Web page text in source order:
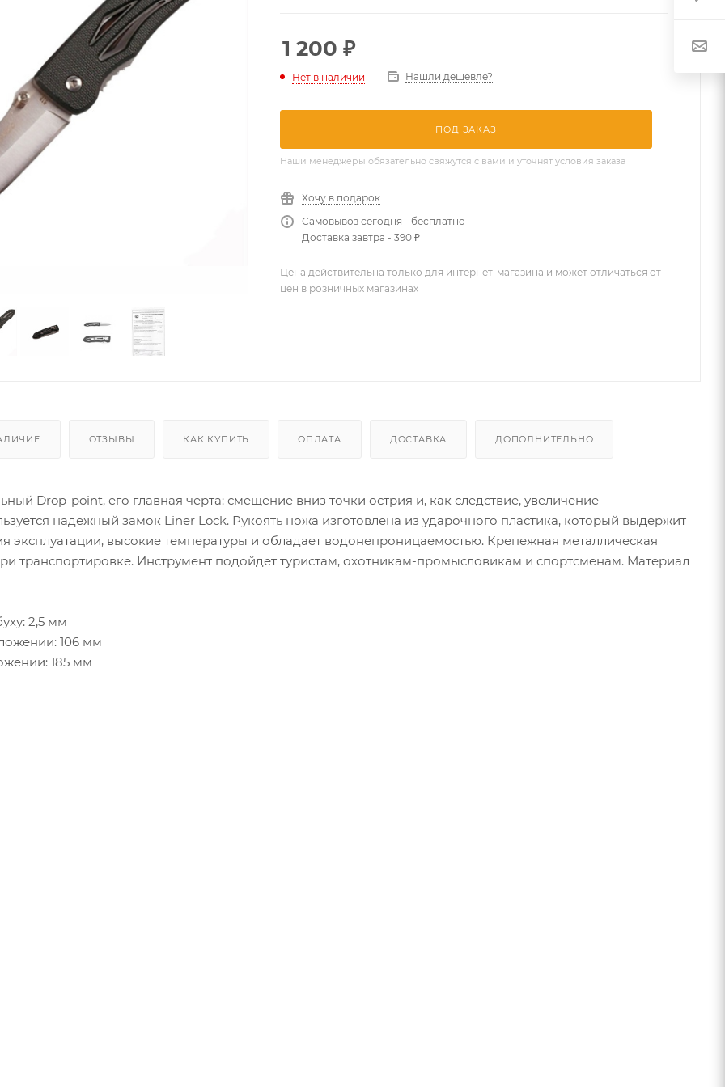
1 200 ₽
Нет в наличии Нашли дешевле?
ПОД ЗАКАЗ
Наши менеджеры обязательно свяжутся с вами и уточнят условия заказа
Хочу в подарок
Самовывоз сегодня - бесплатно
Доставка завтра - 390 ₽
Цена действительна только для интернет-магазина и может отличаться от
цен в розничных магазинах
ОТЗЫВЫ КАК КУПИТЬ ОПЛАТА ДОСТАВКА ДОПОЛНИТЕЛЬНО
Drop-point, его главная черта: смещение вниз точки острия и, как следствие, увеличение
надежный замок Liner Lock. Рукоять ножа изготовлена из ударочного пластика, который выдержит
эксплуатации, высокие температуры и обладает водонепроницаемостью. Крепежная металлическая
транспортировке. Инструмент подойдет туристам, охотникам-промысловикам и спортсменам. Материал
2,5 мм
106 мм
185 мм